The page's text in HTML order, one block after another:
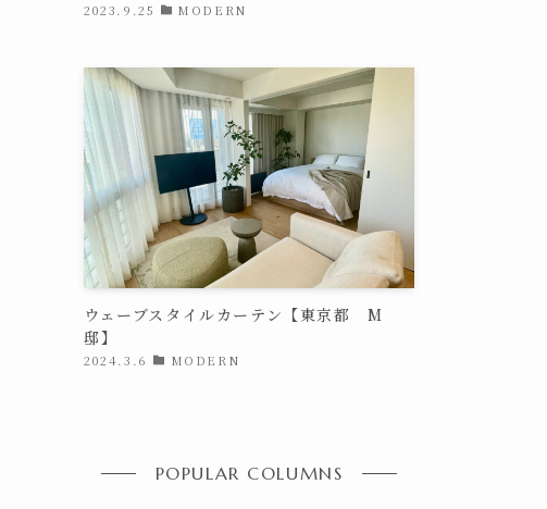
2023.9.25 MODERN
ウェーブスタイルカーテン【東京都 M
邸】
2024.3.6 MODERN
POPULAR COLUMNS